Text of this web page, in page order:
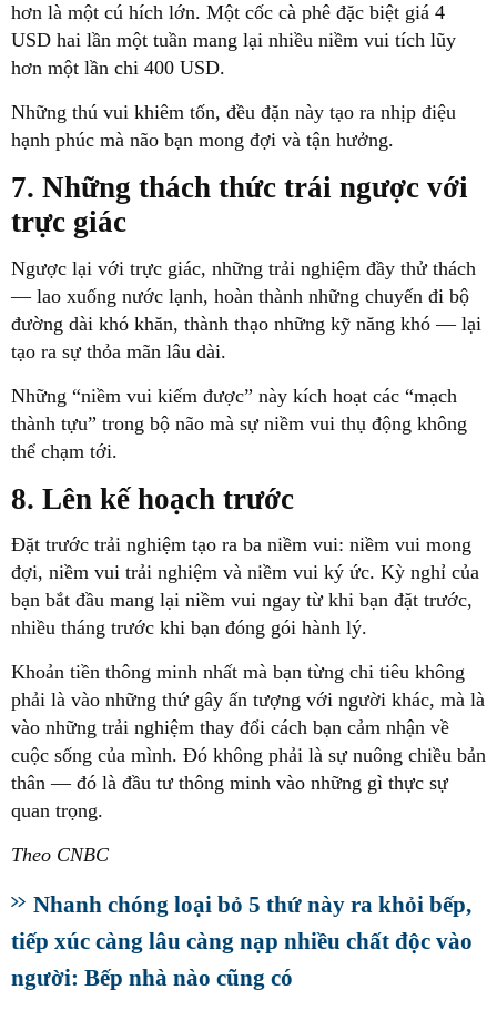
hơn là một cú hích lớn. Một cốc cà phê đặc biệt giá 4
USD hai lần một tuần mang lại nhiều niềm vui tích lũy
hơn một lần chi 400 USD.
Những thú vui khiêm tốn, đều đặn này tạo ra nhịp điệu
hạnh phúc mà não bạn mong đợi và tận hưởng.
7. Những thách thức trái ngược với
trực giác
Ngược lại với trực giác, những trải nghiệm đầy thử thách
— lao xuống nước lạnh, hoàn thành những chuyến đi bộ
đường dài khó khăn, thành thạo những kỹ năng khó — lại
tạo ra sự thỏa mãn lâu dài.
Những “niềm vui kiếm được” này kích hoạt các “mạch
thành tựu” trong bộ não mà sự niềm vui thụ động không
thể chạm tới.
8. Lên kế hoạch trước
Đặt trước trải nghiệm tạo ra ba niềm vui: niềm vui mong
đợi, niềm vui trải nghiệm và niềm vui ký ức. Kỳ nghỉ của
bạn bắt đầu mang lại niềm vui ngay từ khi bạn đặt trước,
nhiều tháng trước khi bạn đóng gói hành lý.
Khoản tiền thông minh nhất mà bạn từng chi tiêu không
phải là vào những thứ gây ấn tượng với người khác, mà là
vào những trải nghiệm thay đổi cách bạn cảm nhận về
cuộc sống của mình. Đó không phải là sự nuông chiều bản
thân — đó là đầu tư thông minh vào những gì thực sự
quan trọng.
Theo CNBC
Nhanh chóng loại bỏ 5 thứ này ra khỏi bếp,
tiếp xúc càng lâu càng nạp nhiều chất độc vào
người: Bếp nhà nào cũng có